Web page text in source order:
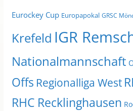
Eurockey Cup Europapokal GRSC
Krefeld IGR
Nationalmannschaft
Offs Regionalliga West
RHC Recklinghausen